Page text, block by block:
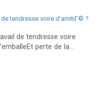
tendresse voire d’amitiГ© ?
de tendresse voire
perte de la...